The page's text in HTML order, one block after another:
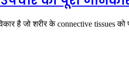
है जो शरीर के connective tissues